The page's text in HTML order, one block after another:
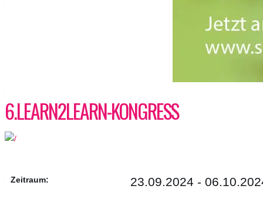
6.LEARN2LEARN-KONGRESS
Zeitraum: 23.09.2024 -